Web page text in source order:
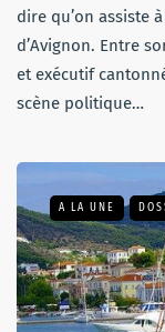
dire qu’on assiste
d’Avignon. Entre
et exécutif
scène politique…
A LA UNE